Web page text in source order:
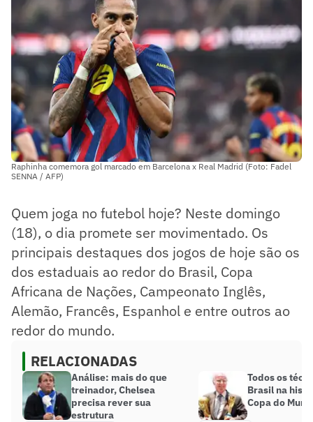
Raphinha comemora gol marcado em Barcelona x Real Madrid (Foto: Fadel
SENNA / AFP)
Quem joga no futebol hoje? Neste domingo
(18), o dia promete ser movimentado. Os
principais destaques dos jogos de hoje são os
dos estaduais ao redor do Brasil, Copa
Africana de Nações, Campeonato Inglês,
Alemão, Francês, Espanhol e entre outros ao
redor do mundo.
RELACIONADAS
Análise: mais do que
treinador, Chelsea
precisa rever sua
estrutura
Todos os
Brasil na
Copa do